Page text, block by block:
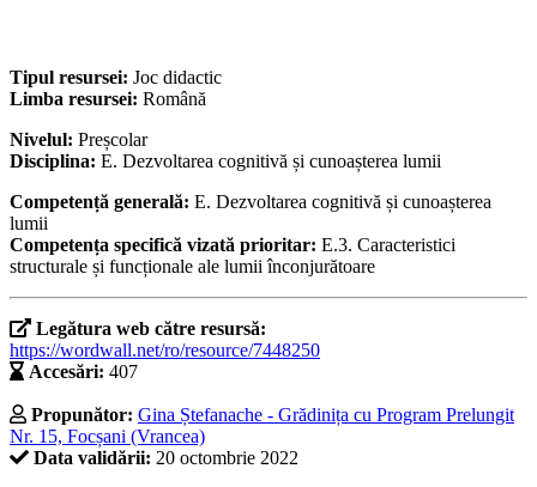
Tipul resursei: Joc didactic
Limba resursei: Română
Nivelul: Preșcolar
Disciplina: E. Dezvoltarea cognitivă și cunoașterea lumii
Competență generală: E. Dezvoltarea cognitivă și cunoașterea
lumii
Competența specifică vizată prioritar: E.3. Caracteristici
structurale și funcționale ale lumii înconjurătoare
Legătura web către resursă:
https://wordwall.net/ro/resource/7448250
Accesări: 407
Propunător: Gina Ștefanache - Grădinița cu Program Prelungit
Nr. 15, Focșani (Vrancea)
Data validării: 20 octombrie 2022